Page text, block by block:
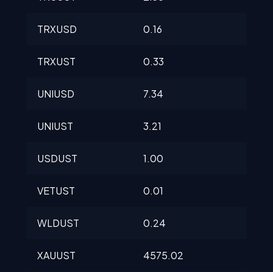
TRXUSD 0.16
TRXUST 0.33
UNIUSD 7.34
UNIUST 3.21
USDUST 1.00
VETUST 0.01
WLDUST 0.24
XAUUST 4575.02